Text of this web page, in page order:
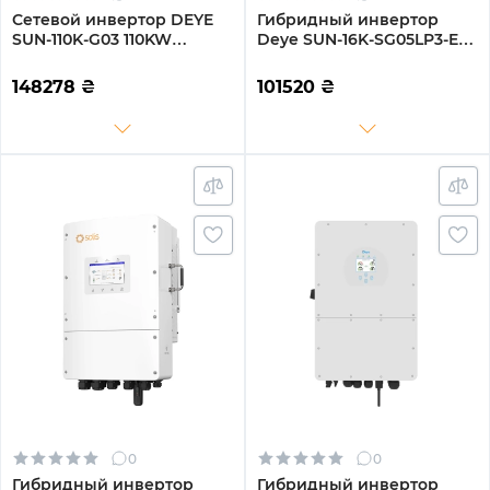
Сетевой инвертор DEYE
SUN-110K-G03 110KW
148278 ₴
Гибридный инвертор
Deye SUN-16K-SG05LP3-EU-
Fi 220/380V Трехфазный
101520 ₴
0
Гибридный инвертор
0
Гибридный инвертор